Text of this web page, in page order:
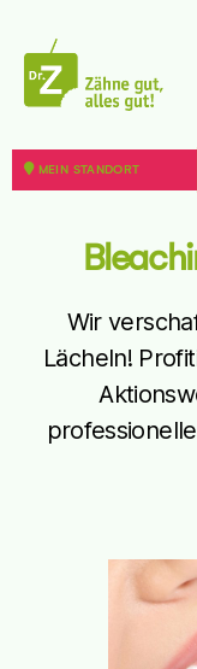
z
MEIN STANDORT
Wir
Lächeln!
- 12099 Berlin
Bochum